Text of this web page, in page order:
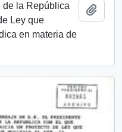
de la República
Ley que
en materia de